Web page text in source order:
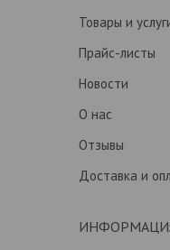
Товары и
Прайс-листы
Новости
О нас
Отзывы
Доставка и